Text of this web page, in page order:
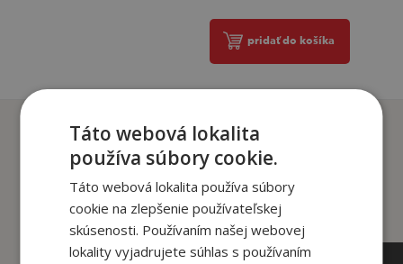
pridať do košíka
Zákazníci, ktorí si kúpili
tento titul si tiež kúpili
Táto webová lokalita
používa súbory cookie.
Táto webová lokalita používa súbory
cookie na zlepšenie používateľskej
skúsenosti. Používaním našej webovej
lokality vyjadrujete súhlas s používaním